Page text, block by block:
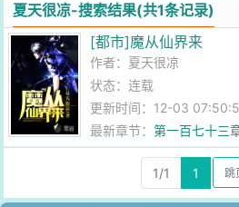
夏天很凉-搜索结果(共1条记录)
[都市]魔从仙界来
作者： 夏天很凉
状态：连载
更新时间：12-03
最新章节：第一百七十三
1/1 1